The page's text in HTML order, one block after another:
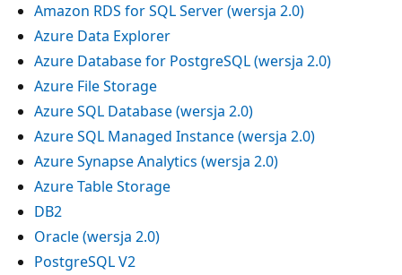
Amazon RDS for SQL Server (wersja 2.0)
Azure Data Explorer
Azure Database for PostgreSQL (wersja 2.0)
Azure File Storage
Azure SQL Database (wersja 2.0)
Azure SQL Managed Instance (wersja 2.0)
Azure Synapse Analytics (wersja 2.0)
Azure Table Storage
DB2
Oracle (wersja 2.0)
PostgreSQL V2